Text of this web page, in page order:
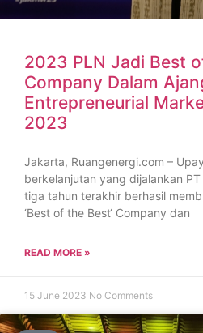
2023 PLN Jadi Best
Company Dalam
Entrepreneurial
2023
Jakarta, Ruangenergi.com –
berkelanjutan yang dijalankan
tiga tahun terakhir berhasil
‘Best of the Best‘ Company dan
READ MORE »
15 June 2023 No Comments